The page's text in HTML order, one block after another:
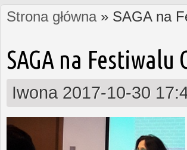
Jesteś tutaj
Strona główna» SAGA na
SAGA na Festiwalu
Iwona 2017-10-30